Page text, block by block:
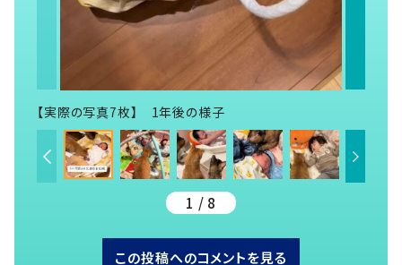
【実際の写真7枚】 1年後の様子
1 / 8
この投稿へのコメントを見る